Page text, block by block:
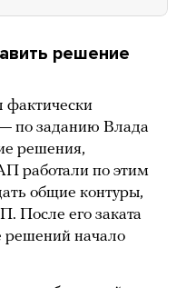
решение
— по заданию Влада
решения,
работали по этим
общие контуры,
После его заката
решений начало